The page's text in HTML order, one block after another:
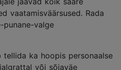
vaatamisväärsused. Rada
punane-valge
tellida ka hoopis personaalse
või sõjaväe